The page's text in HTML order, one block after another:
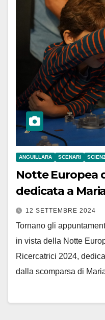
ANGUILLARA SCENARI
Notte Europea
dedicata a
12 SETTEMBRE 2024
Tornano gli
in vista della Notte
Ricercatrici 2024,
dalla scomparsa di